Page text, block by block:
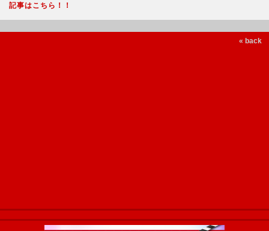
記事はこちら！！
« back